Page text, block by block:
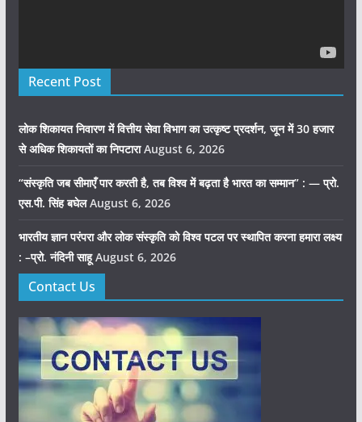
Recent Post
लोक शिकायत निवारण में वित्तीय सेवा विभाग का उत्कृष्ट प्रदर्शन, जून में 30 हजार
से अधिक शिकायतों का निपटारा August 6, 2026
“संस्कृति जब सीमाएँ पार करती है, तब विश्व में बढ़ता है भारत का सम्मान” : — प्रो.
एस.पी. सिंह बघेल August 6, 2026
भारतीय ज्ञान परंपरा और लोक संस्कृति को विश्व पटल पर स्थापित करना हमारा लक्ष्य
: –प्रो. नंदिनी साहू August 6, 2026
Contact Us